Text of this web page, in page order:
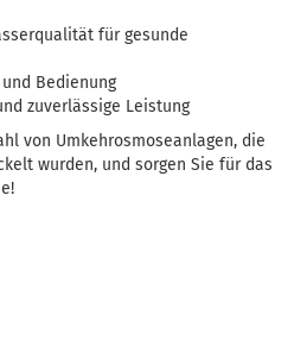
für gesunde
Bedienung
zuverlässige Leistung
von Umkehrosmoseanlagen, die
wurden, und sorgen Sie für das